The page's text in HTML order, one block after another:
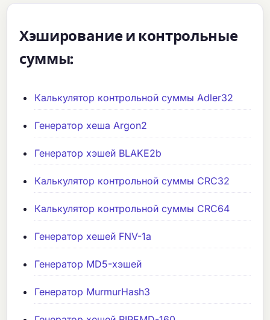
Хэширование и контрольные
суммы:
Калькулятор контрольной суммы Adler32
Генератор хеша Argon2
Генератор хэшей BLAKE2b
Калькулятор контрольной суммы CRC32
Калькулятор контрольной суммы CRC64
Генератор хешей FNV-1a
Генератор MD5-хэшей
Генератор MurmurHash3